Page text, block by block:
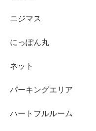
ニジマス
にっぽん丸
ネット
パーキングエリア
ハートフルルーム